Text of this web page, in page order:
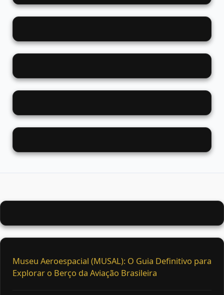
Museu Aeroespacial (MUSAL): O Guia Definitivo para
Explorar o Berço da Aviação Brasileira